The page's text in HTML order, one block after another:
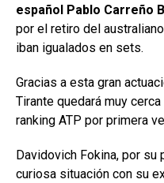
español Pablo Carreño
por el retiro del
iban igualados en sets.
Gracias a esta gran
Tirante quedará muy
ranking ATP por primera
Davidovich Fokina, por
curiosa situación con su